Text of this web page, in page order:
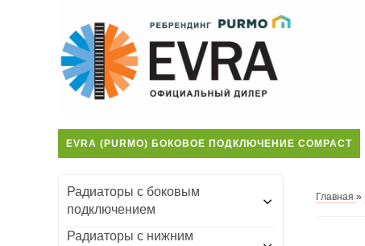
EVRA (PURMO) БОКОВОЕ ПОДКЛЮЧЕНИЕ COMPACT
Главная »
Радиаторы с боковым
подключением
Радиаторы с нижним